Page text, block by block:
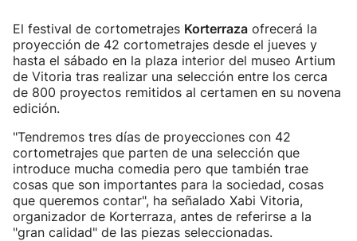
El festival de cortometrajes Korterraza ofrecerá la
proyección de 42 cortometrajes desde el jueves y
hasta el sábado en la plaza interior del museo Artium
de Vitoria tras realizar una selección entre los cerca
de 800 proyectos remitidos al certamen en su novena
edición.
"Tendremos tres días de proyecciones con 42
cortometrajes que parten de una selección que
introduce mucha comedia pero que también trae
cosas que son importantes para la sociedad, cosas
que queremos contar", ha señalado Xabi Vitoria,
organizador de Korterraza, antes de referirse a la
"gran calidad" de las piezas seleccionadas.